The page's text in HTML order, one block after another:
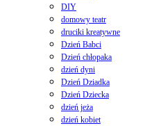
DIY
domowy teatr
druciki kreatywne
Dzień Babci
Dzień chłopaka
dzień dyni
Dzień Dziadka
Dzień Dziecka
dzień jeża
dzień kobiet